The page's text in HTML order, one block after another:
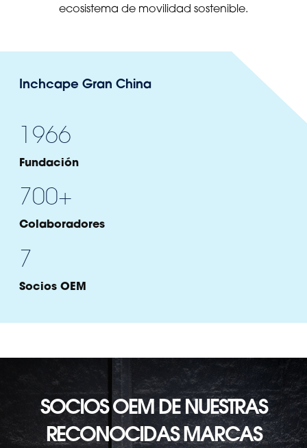
ecosistema de movilidad sostenible.
Inchcape Gran China
1966
Fundación
700+
Colaboradores
7
Socios OEM
SOCIOS OEM DE NUESTRAS
RECONOCIDAS MARCAS
Brand Name
Section Title
País de origen: Country
Enfoque:Focus points to be placed